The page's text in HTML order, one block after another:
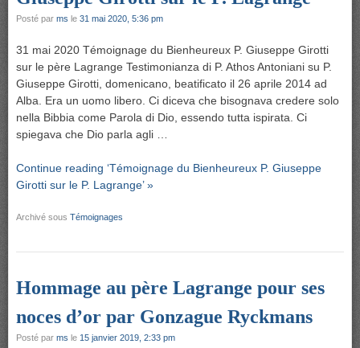
Posté par ms le 31 mai 2020, 5:36 pm
31 mai 2020 Témoignage du Bienheureux P. Giuseppe Girotti
sur le père Lagrange Testimonianza di P. Athos Antoniani su P.
Giuseppe Girotti, domenicano, beatificato il 26 aprile 2014 ad
Alba. Era un uomo libero. Ci diceva che bisognava credere solo
nella Bibbia come Parola di Dio, essendo tutta ispirata. Ci
spiegava che Dio parla agli …
Continue reading ‘Témoignage du Bienheureux P. Giuseppe
Girotti sur le P. Lagrange’ »
Archivé sous Témoignages
Hommage au père Lagrange pour ses
noces d’or par Gonzague Ryckmans
Posté par ms le 15 janvier 2019, 2:33 pm